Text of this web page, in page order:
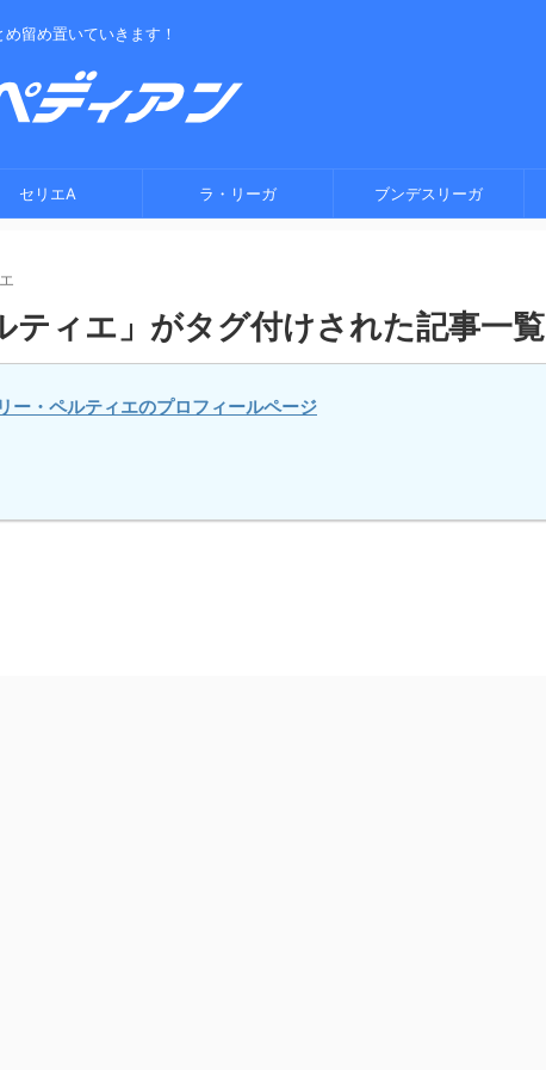
留め置いていきます！
セリエA ラ・リーガ ブンデスリーガ
ティエ」がタグ付けされた記事一覧
リー・ペルティエのプロフィールページ